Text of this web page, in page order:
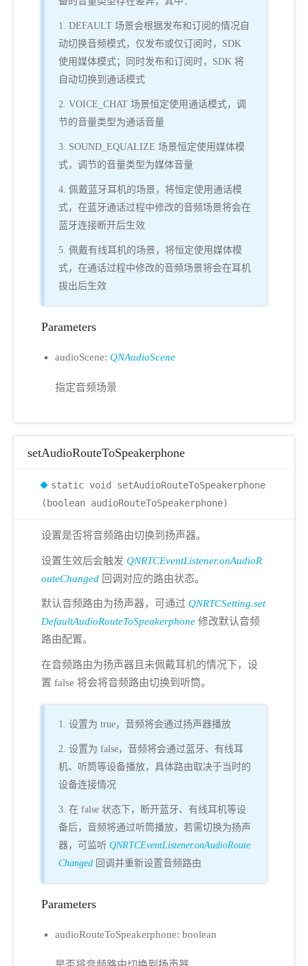
1. DEFAULT 场景会根据发布和订阅的情况自
动切换音频模式，仅发布或仅订阅时，SDK
使用媒体模式；同时发布和订阅时，SDK 将
自动切换到通话模式
2. VOICE_CHAT 场景恒定使用通话模式，调
节的音量类型为通话音量
3. SOUND_EQUALIZE 场景恒定使用媒体模
式，调节的音量类型为媒体音量
4. 佩戴蓝牙耳机的场景，将恒定使用通话模
式，在蓝牙通话过程中修改的音频场景将会在
蓝牙连接断开后生效
5. 佩戴有线耳机的场景，将恒定使用媒体模
式，在通话过程中修改的音频场景将会在耳机
拔出后生效
Parameters
audioScene: QNAudioScene
指定音频场景
setAudioRouteToSpeakerphone
static void setAudioRouteToSpeakerphone
(boolean audioRouteToSpeakerphone)
设置是否将音频路由切换到扬声器。
设置生效后会触发 QNRTCEventListener.onAudioR
outeChanged 回调对应的路由状态。
默认音频路由为扬声器，可通过 QNRTCSetting.set
DefaultAudioRouteToSpeakerphone 修改默认音频
路由配置。
在音频路由为扬声器且未佩戴耳机的情况下，设
置 false 将会将音频路由切换到听筒。
1. 设置为 true，音频将会通过扬声器播放
2. 设置为 false，音频将会通过蓝牙、有线耳
机、听筒等设备播放，具体路由取决于当时的
设备连接情况
3. 在 false 状态下，断开蓝牙、有线耳机等设
备后，音频将通过听筒播放，若需切换为扬声
器，可监听 QNRTCEventListener.onAudioRoute
Changed 回调并重新设置音频路由
Parameters
audioRouteToSpeakerphone: boolean